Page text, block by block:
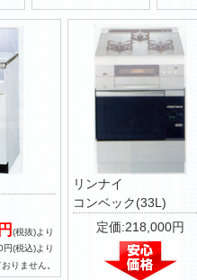
(税抜)より
(税込)より
りません。
リンナイ
コンベック(33L)
定価:218,000円